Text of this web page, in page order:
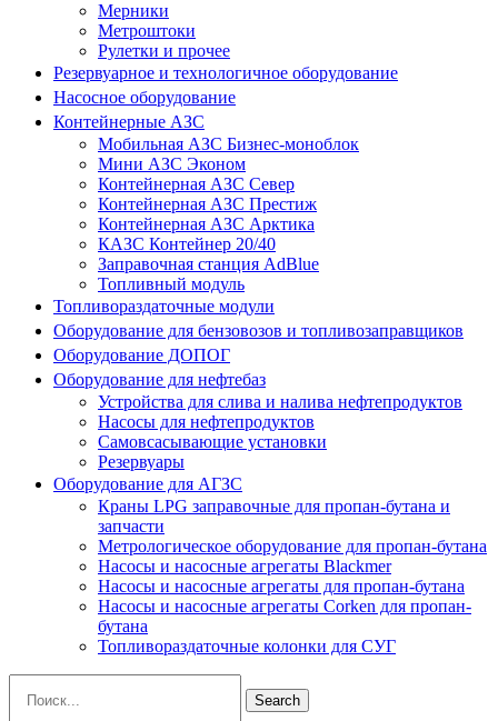
Мерники
Метроштоки
Рулетки и прочее
Резервуарное и технологичное оборудование
Насосное оборудование
Контейнерные АЗС
Мобильная АЗС Бизнес-моноблок
Мини АЗС Эконом
Контейнерная АЗС Север
Контейнерная АЗС Престиж
Контейнерная АЗС Арктика
КАЗС Контейнер 20/40
Заправочная станция AdBlue
Топливный модуль
Топливораздаточные модули
Оборудование для бензовозов и топливозаправщиков
Оборудование ДОПОГ
Оборудование для нефтебаз
Устройства для слива и налива нефтепродуктов
Насосы для нефтепродуктов
Самовсасывающие установки
Резервуары
Оборудование для АГЗС
Краны LPG заправочные для пропан-бутана и
запчасти
Метрологическое оборудование для пропан-бутана
Насосы и насосные агрегаты Blackmer
Насосы и насосные агрегаты для пропан-бутана
Насосы и насосные агрегаты Corken для пропан-
бутана
Топливораздаточные колонки для СУГ
for:
Search